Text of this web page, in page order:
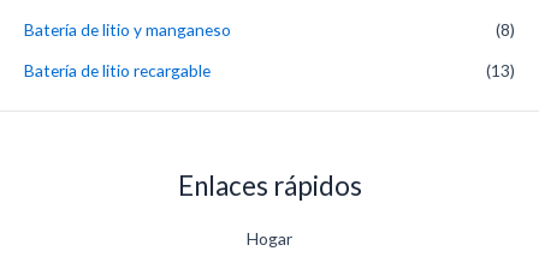
Batería de litio y manganeso (8)
Batería de litio recargable (13)
Enlaces rápidos
Hogar